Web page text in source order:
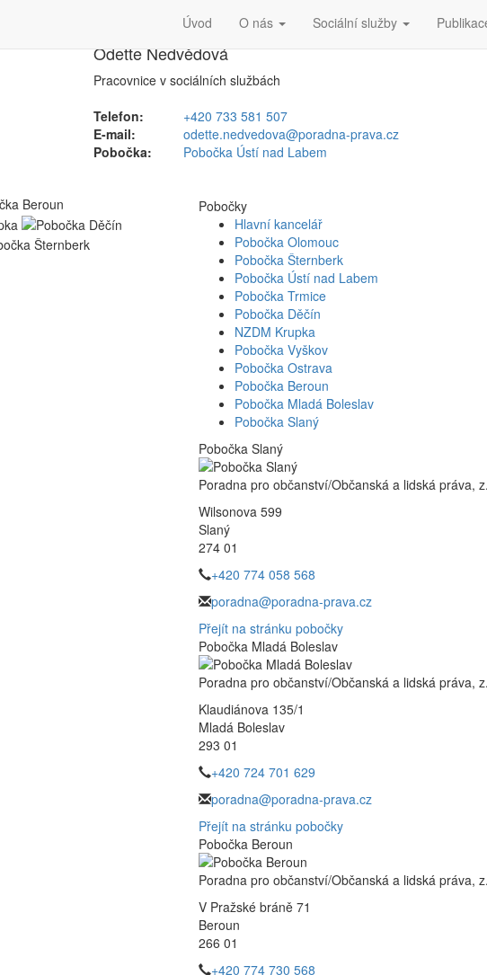
Úvod O nás Sociální služby
Odette Nedvědová
Pracovnice v sociálních službách
Telefon:
+420 733 581 507
E-mail:
odette.nedvedova@poradna-prava.cz
Pobočka:
Pobočka Ústí nad Labem
Pobočky
Hlavní kancelář
Pobočka Olomouc
Pobočka Šternberk
Pobočka Ústí nad Labem
Pobočka Trmice
Pobočka Děčín
NZDM Krupka
Pobočka Vyškov
Pobočka Ostrava
Pobočka Beroun
Pobočka Mladá Boleslav
Pobočka Slaný
Pobočka Slaný
Poradna pro občanství/Občanská a lidská práva,
Wilsonova 599
Slaný
274 01
+420 774 058 568
poradna@poradna-prava.cz
Přejít na stránku pobočky
Pobočka Mladá Boleslav
Poradna pro občanství/Občanská a lidská práva,
Klaudiánova 135/1
Mladá Boleslav
293 01
+420 724 701 629
poradna@poradna-prava.cz
Přejít na stránku pobočky
Pobočka Beroun
Poradna pro občanství/Občanská a lidská práva,
V Pražské bráně 71
Beroun
266 01
+420 774 730 568